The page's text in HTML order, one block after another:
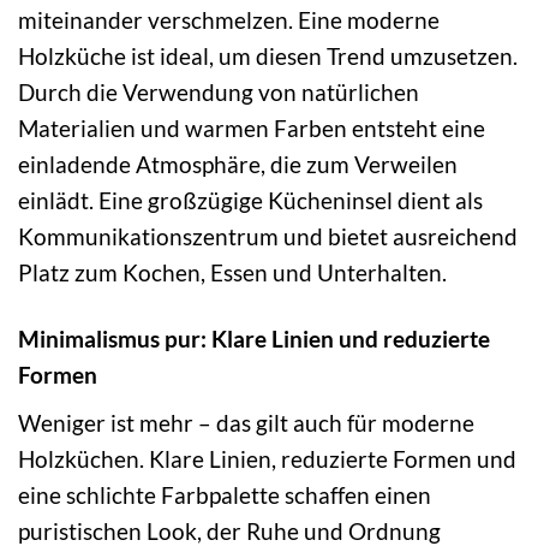
miteinander verschmelzen. Eine moderne
Holzküche ist ideal, um diesen Trend umzusetzen.
Durch die Verwendung von natürlichen
Materialien und warmen Farben entsteht eine
einladende Atmosphäre, die zum Verweilen
einlädt. Eine großzügige Kücheninsel dient als
Kommunikationszentrum und bietet ausreichend
Platz zum Kochen, Essen und Unterhalten.
Minimalismus pur: Klare Linien und reduzierte
Formen
Weniger ist mehr – das gilt auch für moderne
Holzküchen. Klare Linien, reduzierte Formen und
eine schlichte Farbpalette schaffen einen
puristischen Look, der Ruhe und Ordnung